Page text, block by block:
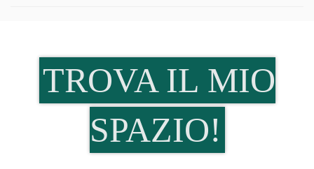
TROVA IL MIO
SPAZIO!